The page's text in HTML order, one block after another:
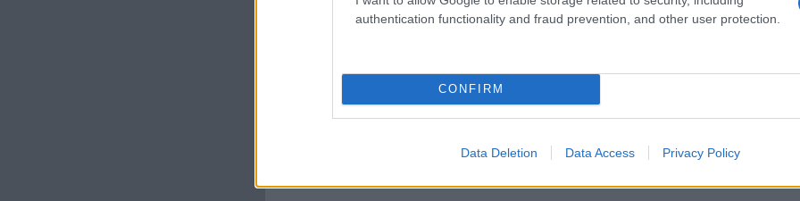
authentication functionality and fraud prevention, and other user protection.
CONFIRM
Data Deletion Data Access Privacy Policy
országokban.
Böngésszen tovább legfrissebb híreink között!